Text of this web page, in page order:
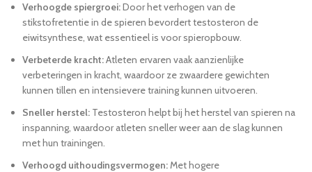
Verhoogde spiergroei:Door het verhogen van de
stikstofretentie in de spieren bevordert testosteron de
eiwitsynthese, wat essentieel is voor spieropbouw.
Verbeterde kracht:Atleten ervaren vaak aanzienlijke
verbeteringen in kracht, waardoor ze zwaardere gewichten
kunnen tillen en intensievere training kunnen uitvoeren.
Sneller herstel: Testosteron helpt bij het herstel van spieren na
inspanning, waardoor atleten sneller weer aan de slag kunnen
met hun trainingen.
Verhoogd uithoudingsvermogen:Met hogere